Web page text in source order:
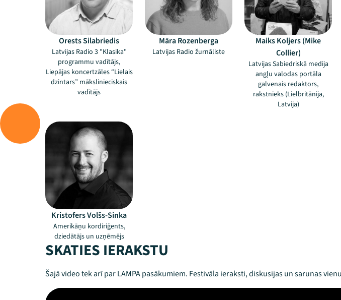
Orests Silabriedis
Latvijas Radio 3 "Klasika"
programmu vadītājs,
Liepājas koncertzāles “Lielais
dzintars” mākslinieciskais
vadītājs
Māra Rozenberga
Latvijas Radio žurnāliste
Maiks Koljers (Mike
Collier)
Latvijas Sabiedriskā medija
angļu valodas portāla
galvenais redaktors,
rakstnieks (Lielbritānija,
Latvija)
Kristofers Volšs-Sinka
Amerikāņu kordiriģents,
dziedātājs un uzņēmējs
SKATIES IERAKSTU
Šajā video tek arī par LAMPA pasākumiem. Festivāla ieraksti, diskusijas un sarunas